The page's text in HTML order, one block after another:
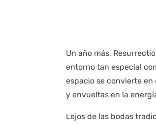
Un año más,
entorno tan especial
espacio se convierte
y envueltas en la
Lejos de las bodas